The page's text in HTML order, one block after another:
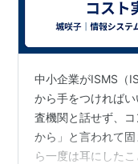
中小企業がISMS（
から手をつければ
査機関と話せず、
から」と言われて
ら一度は耳にした